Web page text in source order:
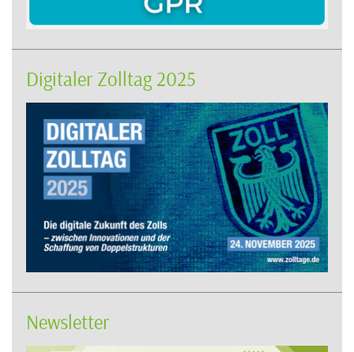
Digitaler Zolltag 2025
Newsletter